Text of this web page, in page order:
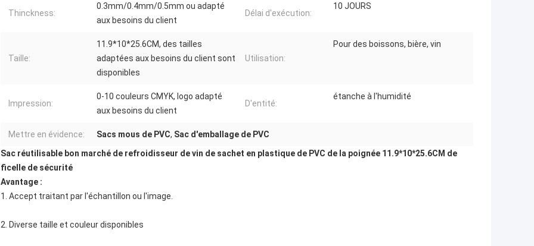
Thinckness:
0.3mm/0.4mm/0.5mm ou adapté
aux besoins du client
Délai d'exécution:
10 JOURS
Taille:
11.9*10*25.6CM, des tailles
adaptées aux besoins du client sont
disponibles
Utilisation:
Pour des boissons, bière, vin
Impression:
0-10 couleurs CMYK, logo adapté
aux besoins du client
D'entité:
étanche à l'humidité
Mettre en évidence: Sacs mous de PVC, Sac d'emballage de PVC
Sac réutilisable bon marché de refroidisseur de vin de sachet en plastique de PVC de la poignée 11.9*10*25.6CM de
ficelle de sécurité
Avantage :
1. Accept traitant par l'échantillon ou l'image.
2. Diverse taille et couleur disponibles